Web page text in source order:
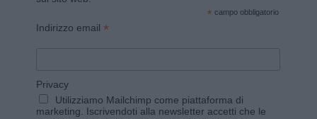
* campo obbligatorio
Indirizzo email *
Privacy
Utilizziamo Mailchimp come piattaforma di
marketing. Iscrivendoti alla newsletter accetti che le